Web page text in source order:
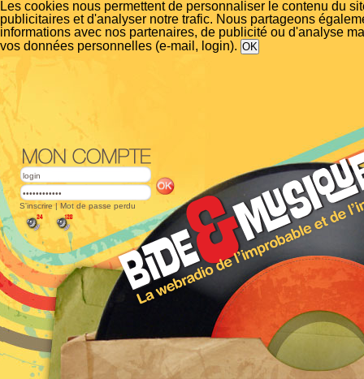
Les cookies nous permettent de personnaliser le contenu du
publicitaires et d'analyser notre trafic. Nous partageons
informations avec nos partenaires, de publicité ou d'analyse
vos données personnelles (e-mail, login).
S'inscrire | Mot de passe perdu